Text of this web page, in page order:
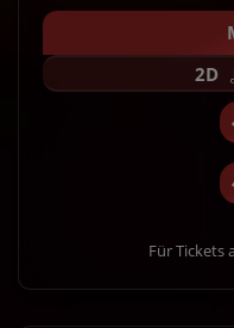
2D
Für Tickets